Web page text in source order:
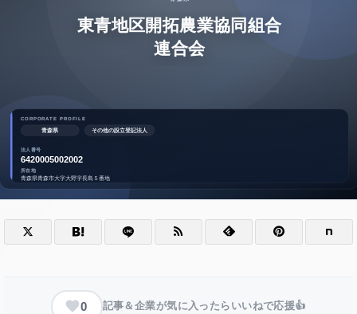
0 記事＆企業が気に入ったらいいねで応援👍